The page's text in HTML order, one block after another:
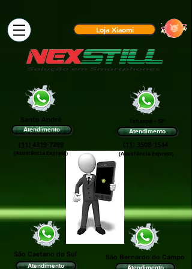
Loja Xiaomi
Santo André
Atendimento
(11) 4319-7299
(Assistência Express)
Tatuapé - SP
Atendimento
(11) 3508-1544
(Assis†ência Express)
São Bernardo do Campo
Atendimento
São Caetano do Sul
Atendimento